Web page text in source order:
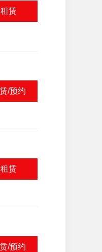
赁
/预约
赁
/预约